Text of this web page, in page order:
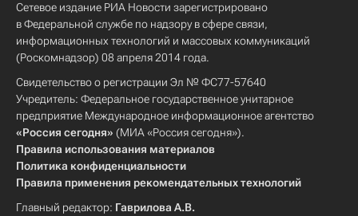
Сетевое издание РИА Новости зарегистрировано
в Федеральной службе по надзору в сфере связи,
информационных технологий и массовых коммуникаций
(Роскомнадзор) 08 апреля 2014 года.
Свидетельство о регистрации Эл № ФС77-57640
Учредитель: Федеральное государственное унитарное
предприятие Международное информационное агентство
«Россия сегодня» (МИА «Россия сегодня»).
Правила использования материалов
Политика конфиденциальности
Правила применения рекомендательных технологий
Главный редактор: Гаврилова А.В.